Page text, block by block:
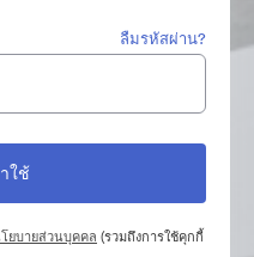
ลืมรหัสผ่าน?
ยบายส่วนบุคคล (รวมถึงการใช้คุกกี้